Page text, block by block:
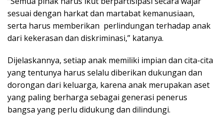
sesuai dengan harkat dan martabat kemanusiaan,
serta harus memberikan perlindungan terhadap anak
dari kekerasan dan diskriminasi,” katanya.
Dijelaskannya, setiap anak memiliki impian dan cita-cita
yang tentunya harus selalu diberikan dukungan dan
dorongan dari keluarga, karena anak merupakan aset
yang paling berharga sebagai generasi penerus
bangsa yang perlu didukung dan dilindungi.